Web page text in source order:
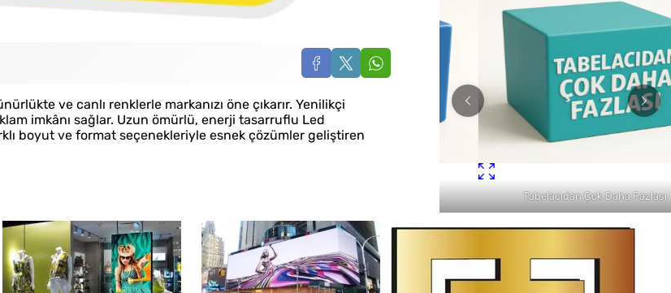
ve canlı renklerle markanızı öne çıkarır. Yenilikçi
imkânı sağlar. Uzun ömürlü, enerji tasarruflu Led
boyut ve format seçenekleriyle esnek çözümler geliştiren
Tabelacıdan Çok Daha Fazlası